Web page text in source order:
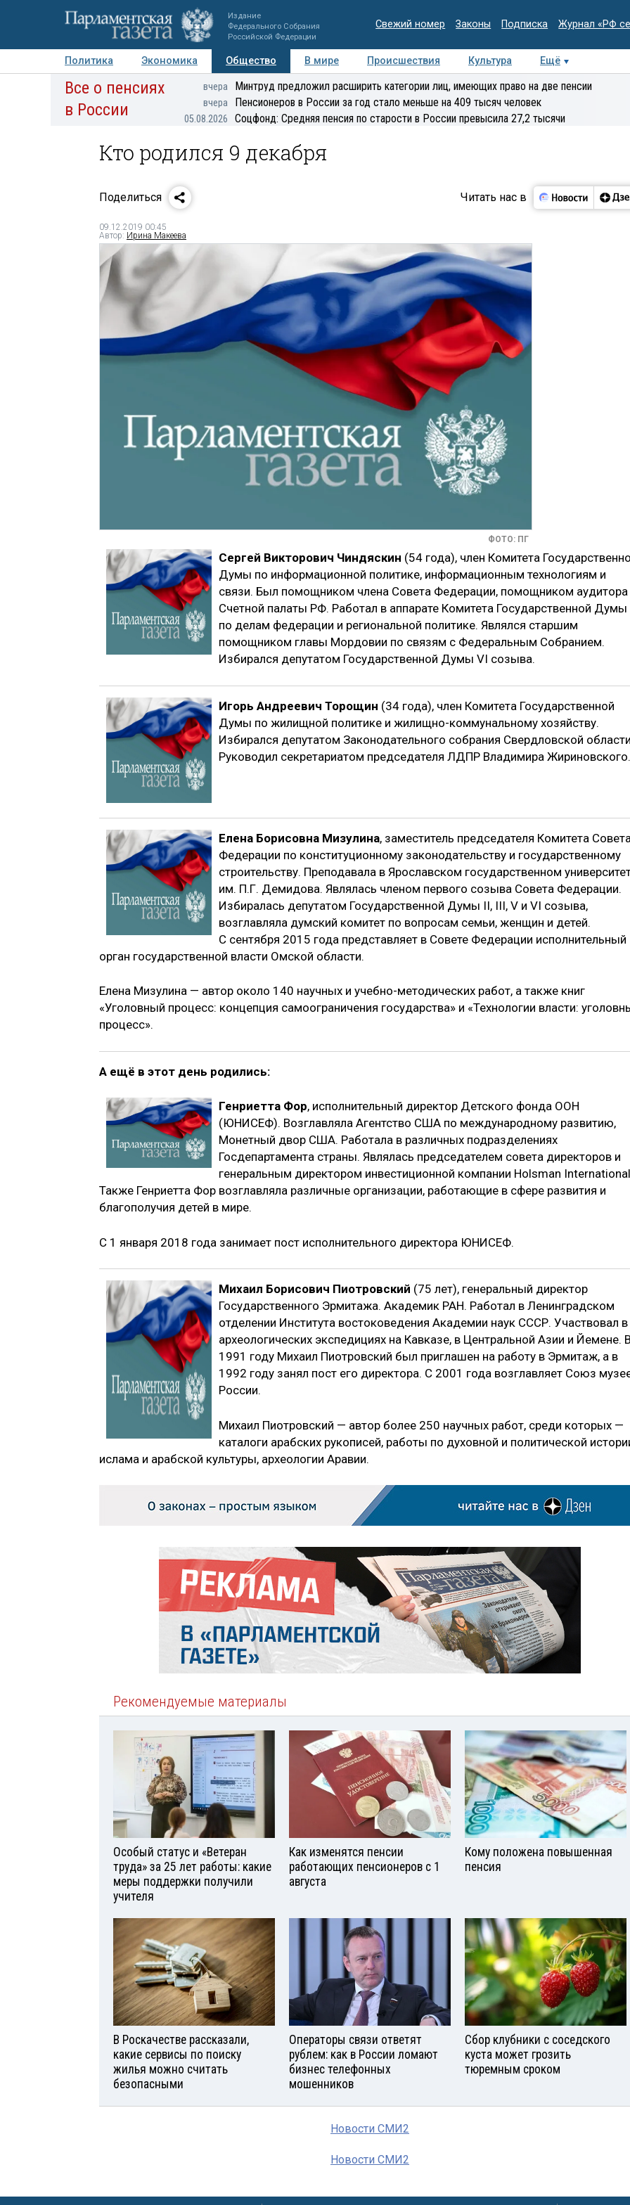
Издание
Федерального Собрания
Российской Федерации
Свежий номер Законы Подписка Журнал «РФ
Политика Экономика Общество В мире Происшествия Культура Ещё
Авторы Персоны Мнения Регионы Медиацентр Интервью Колумнисты
Деловая
Все о пенсиях
в России
вчера Минтруд предложил расширить категории лиц, имеющих право на две пенсии
вчера Пенсионеров в России за год стало меньше на 409 тысяч человек
05.08.2026 Соцфонд: Средняя пенсия по старости в России превысила 27,2 тысячи
Кто родился 9 декабря
Поделиться Читать нас в
09.12.2019 00:45
Автор: Ирина Макеева
ФОТО: ПГ
Сергей Викторович Чиндяскин (54 года), член Комитета
Думы по информационной политике, информационным технологиям и
связи. Был помощником члена Совета Федерации, помощником аудитора
Счетной палаты РФ. Работал в аппарате Комитета Государственной Думы
по делам федерации и региональной политике. Являлся старшим
помощником главы Мордовии по связям с Федеральным Собранием.
Избирался депутатом Государственной Думы VI созыва.
Игорь Андреевич Торощин (34 года), член Комитета Государственной
Думы по жилищной политике и жилищно-коммунальному хозяйству.
Избирался депутатом Законодательного собрания Свердловской
Руководил секретариатом председателя ЛДПР Владимира Жириновского.
Елена Борисовна Мизулина, заместитель председателя Комитета Совета
Федерации по конституционному законодательству и государственному
строительству. Преподавала в Ярославском государственном
им. П.Г. Демидова. Являлась членом первого созыва Совета Федерации.
Избиралась депутатом Государственной Думы II, III, V и VI созыва,
возглавляла думский комитет по вопросам семьи, женщин и детей.
С сентября 2015 года представляет в Совете Федерации исполнительный
орган государственной власти Омской области.
Елена Мизулина — автор около 140 научных и учебно-методических работ, а также книг
«Уголовный процесс: концепция самоограничения государства» и «Технологии власти:
процесс».
А ещё в этот день родились:
Генриетта Фор, исполнительный директор Детского фонда ООН
(ЮНИСЕФ). Возглавляла Агентство США по международному развитию,
Монетный двор США. Работала в различных подразделениях
Госдепартамента страны. Являлась председателем совета директоров и
генеральным директором инвестиционной компании Holsman
Также Генриетта Фор возглавляла различные организации, работающие в сфере развития и
благополучия детей в мире.
С 1 января 2018 года занимает пост исполнительного директора ЮНИСЕФ.
Михаил Борисович Пиотровский (75 лет), генеральный директор
Государственного Эрмитажа. Академик РАН. Работал в Ленинградском
отделении Института востоковедения Академии наук СССР. Участвовал в
археологических экспедициях на Кавказе, в Центральной Азии и Йемене. В
1991 году Михаил Пиотровский был приглашен на работу в Эрмитаж, а в
1992 году занял пост его директора. С 2001 года возглавляет Союз
России.
Михаил Пиотровский — автор более 250 научных работ, среди которых —
каталоги арабских рукописей, работы по духовной и политической
ислама и арабской культуры, археологии Аравии.
Рекомендуемые материалы
Особый статус и «Ветеран
труда» за 25 лет работы: какие
меры поддержки получили
учителя
Как изменятся пенсии
работающих пенсионеров с 1
августа
Кому положена повышенная
пенсия
В Роскачестве рассказали,
какие сервисы по поиску
жилья можно считать
безопасными
Операторы связи ответят
рублем: как в России ломают
бизнес телефонных
мошенников
Сбор клубники с соседского
куста может грозить
тюремным сроком
Новости СМИ2
Новости СМИ2